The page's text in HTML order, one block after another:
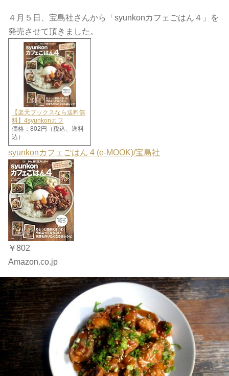
４月５日、宝島社さんから「syunkonカフェごはん４」を
発売させて頂きました。
【楽天ブックスなら送料無
料】4syunkonカフ
価格：802円（税込、送料
込）
syunkonカフェごはん 4 (e-MOOK)/宝島社
￥802
Amazon.co.jp